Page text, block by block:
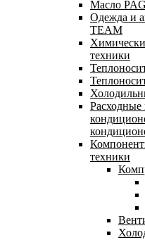
Масло
Одежда и
TEAM
техники
Расходные
техники